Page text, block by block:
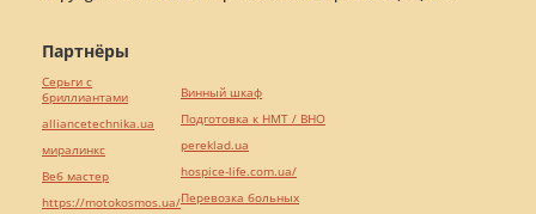
Партнёры
Серьги с
бриллиантами
alliancetechnika.ua
миралинкс
Веб мастер
https://motokosmos.ua/
Винный шкаф
Подготовка к НМТ / ВНО
pereklad.ua
hospice-life.com.ua/
Перевозка больных